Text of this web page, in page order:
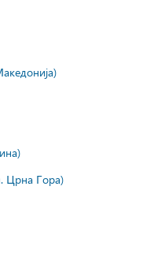
Црна Гора)